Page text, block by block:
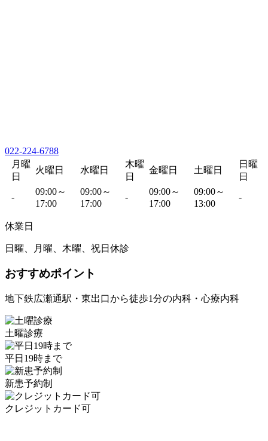
022-224-6788
月曜
日
火曜日 水曜日
木曜
日
金曜日 土曜日
日曜
日
-
09:00～
17:00
09:00～
17:00
-
09:00～
17:00
09:00～
13:00
-
休業日
日曜、月曜、木曜、祝日休診
おすすめポイント
地下鉄広瀬通駅・東出口から徒歩1分の内科・心療内科
土曜診療
平日19時まで
新患予約制
クレジットカード可